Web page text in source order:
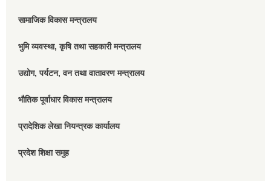
सामाजिक विकास मन्त्रालय
भुमि व्यवस्था, कृषि तथा सहकारी मन्त्रालय
उद्योग, पर्यटन, वन तथा वातावरण मन्त्रालय
भौतिक पूर्वाधार विकास मन्त्रालय
प्रादेशिक लेखा नियन्त्रक कार्यालय
प्रदेश शिक्षा समुह